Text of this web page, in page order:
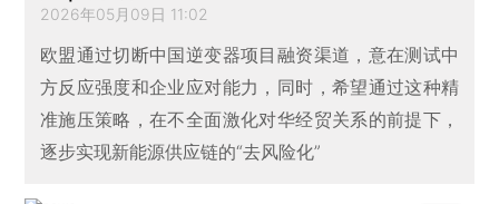
2026年05月09日 11:02
欧盟通过切断中国逆变器项目融资渠道，意在测试中
方反应强度和企业应对能力，同时，希望通过这种精
准施压策略，在不全面激化对华经贸关系的前提下，
逐步实现新能源供应链的“去风险化”